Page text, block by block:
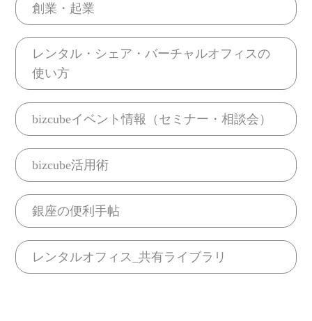
創業・起業
レンタル・シェア・バーチャルオフィスの
使い方
bizcubeイベント情報（セミナー・相談会）
bizcube活用術
銀座の便利手帖
レンタルオフィス_共有ライブラリ